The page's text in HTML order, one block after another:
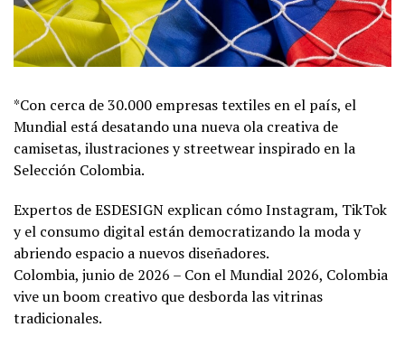
*Con cerca de 30.000 empresas textiles en el país, el
Mundial está desatando una nueva ola creativa de
camisetas, ilustraciones y streetwear inspirado en la
Selección Colombia.
Expertos de ESDESIGN explican cómo Instagram, TikTok
y el consumo digital están democratizando la moda y
abriendo espacio a nuevos diseñadores.
Colombia, junio de 2026 – Con el Mundial 2026, Colombia
vive un boom creativo que desborda las vitrinas
tradicionales.